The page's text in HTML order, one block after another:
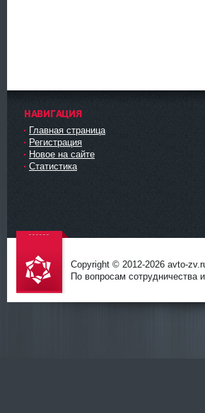
НАВИГАЦИЯ
Главная страница
Регистрация
Новое на сайте
Статистика
avto-zv.ru
Copyright © 2012-2026 avto-
По вопросам сотрудничества